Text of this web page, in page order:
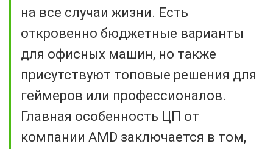
на все случаи жизни. Есть
откровенно бюджетные варианты
для офисных машин, но также
присутствуют топовые решения для
геймеров или профессионалов.
Главная особенность ЦП от
компании AMD заключается в том,